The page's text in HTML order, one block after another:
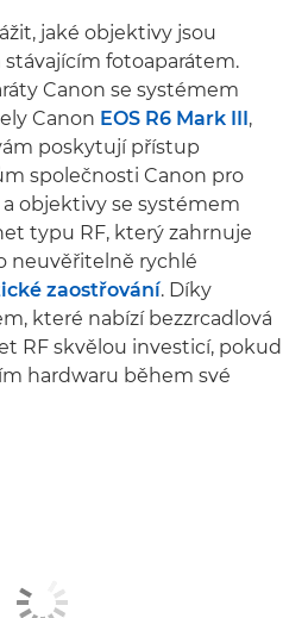
jaké objektivy jsou
stávajícím fotoaparátem.
Canon se systémem
Canon EOS R6 Mark III,
poskytují přístup
společnosti Canon pro
objektivy se systémem
typu RF, který zahrnuje
neuvěřitelně rychlé
zaostřování. Díky
které nabízí bezzrcadlová
RF skvělou investicí, pokud
hardwaru během své